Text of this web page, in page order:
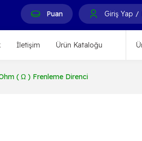
Puan Giriş Yap /
İletişim Ürün Kataloğu
( Ω ) Frenleme Direnci